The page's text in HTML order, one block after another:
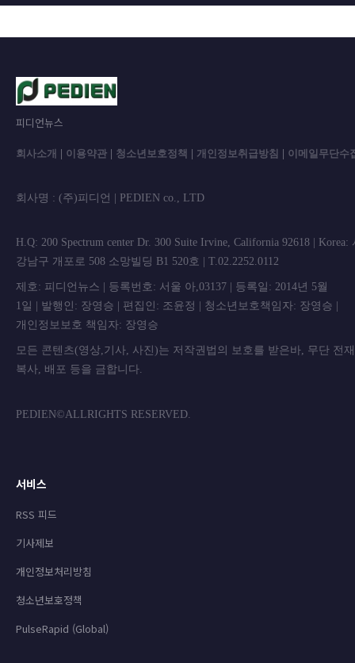
피디언뉴스
회사소개 이용약관 청소년보호정책 개인정보취급방침 이메일무단수
회사명 : (주)피디언 | PEDIEN co.,
H.Q: 200 Spectrum center Dr. 300 Suite Irvine, California 92618 | Korea:
강남구 개포로 508 소망빌딩 B1 520호 | T.02.2252.0112
제호: 피디언뉴스 | 등록번호: 서울 아,03137 | 등록일: 2014년 5월
1일 | 발행인: 장영승 | 편집인: 조윤정 | 청소년보호책임자: 장영승 |
개인정보보호 책임자: 장영승
모든 콘텐츠(영상,기사, 사진)는 저작권법의 보호를 받은바, 무단 전
복사, 배포 등을 금합니
PEDIEN©ALLRIGHTS RESERVED.
서비스
RSS 피드
기사제보
개인정보처리방침
청소년보호정책
PulseRapid (Global)